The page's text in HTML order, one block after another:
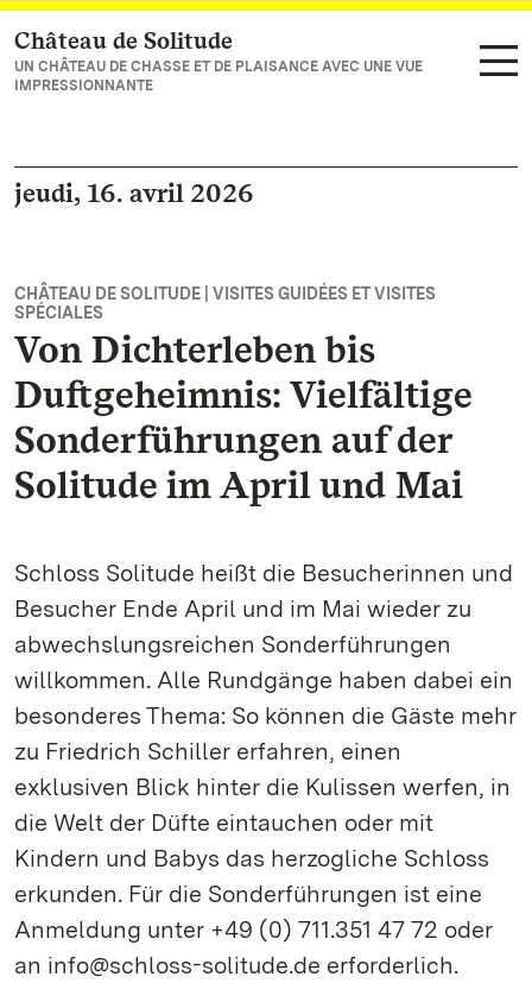
Vers la page d’accueil
Château de Solitude
UN CHÂTEAU DE CHASSE ET DE PLAISANCE AVEC UNE VUE
IMPRESSIONNANTE
jeudi, 16. avril 2026
CHÂTEAU DE SOLITUDE | VISITES GUIDÉES ET VISITES
SPÉCIALES
Von Dichterleben bis
Duftgeheimnis: Vielfältige
Sonderführungen auf der
Solitude im April und Mai
Schloss Solitude heißt die Besucherinnen und
Besucher Ende April und im Mai wieder zu
abwechslungsreichen Sonderführungen
willkommen. Alle Rundgänge haben dabei ein
besonderes Thema: So können die Gäste mehr
zu Friedrich Schiller erfahren, einen
exklusiven Blick hinter die Kulissen werfen, in
die Welt der Düfte eintauchen oder mit
Kindern und Babys das herzogliche Schloss
erkunden. Für die Sonderführungen ist eine
Anmeldung unter +49 (0) 711.351 47 72 oder
an info@schloss-solitude.de erforderlich.